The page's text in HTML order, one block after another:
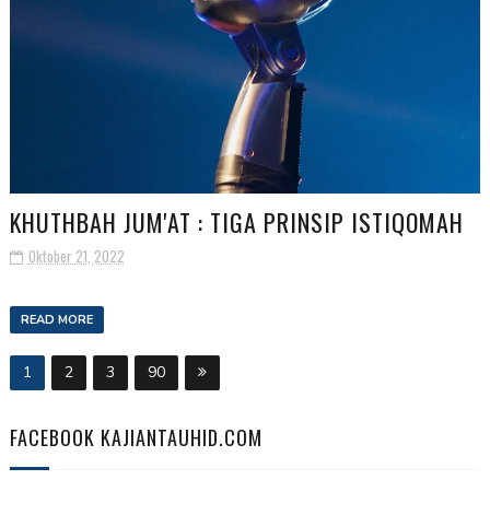
KHUTHBAH JUM'AT : TIGA PRINSIP ISTIQOMAH
Oktober 21, 2022
READ MORE
1 2 3 90
FACEBOOK KAJIANTAUHID.COM